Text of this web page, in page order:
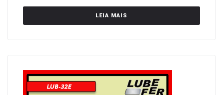
LEIA MAIS